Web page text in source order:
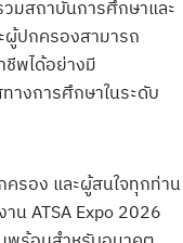
มสถาบันการศึกษาและ
ผู้ปกครองสามารถ
พได้อย่างมี
างการศึกษาในระดับ
รอง และผู้สนใจทุกท่าน
น ATSA Expo 2026